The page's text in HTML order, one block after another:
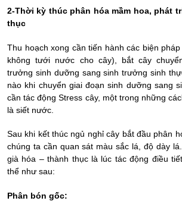
2-Thời kỳ thúc phân hóa mầm hoa, phát
thục
Thu hoạch xong cần tiến hành các biện
không tưới nước cho cây), bắt cây
trưởng sinh dưỡng sang sinh trưởng sinh
nào khi chuyển giai đoạn sinh dưỡng sang
cần tác động Stress cây, một trong những
là siết nước.
Sau khi kết thúc ngủ nghỉ cây bắt đầu phân
chúng ta cần quan sát màu sắc lá, độ dày
già hóa – thành thục là lúc tác động điều
thể như sau:
Phân bón gốc: